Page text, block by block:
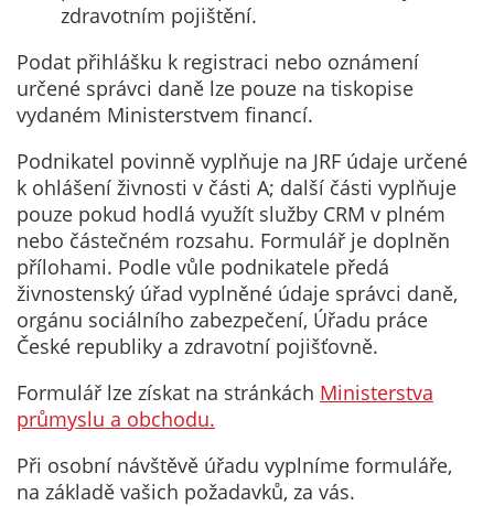
zdravotním pojištění.
Podat přihlášku k registraci nebo oznámení
určené správci daně lze pouze na tiskopise
vydaném Ministerstvem financí.
Podnikatel povinně vyplňuje na JRF údaje určené
k ohlášení živnosti v části A; další části vyplňuje
pouze pokud hodlá využít služby CRM v plném
nebo částečném rozsahu. Formulář je doplněn
přílohami. Podle vůle podnikatele předá
živnostenský úřad vyplněné údaje správci daně,
orgánu sociálního zabezpečení, Úřadu práce
České republiky a zdravotní pojišťovně.
Formulář lze získat na stránkách Ministerstva
průmyslu a obchodu.
Při osobní návštěvě úřadu vyplníme formuláře,
na základě vašich požadavků, za vás.